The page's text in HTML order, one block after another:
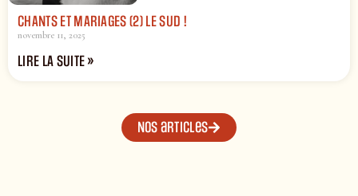
CHANTS ET MARIAGES (2) LE SUD !
novembre 11, 2025
LIRE LA SUITE »
Nos articles